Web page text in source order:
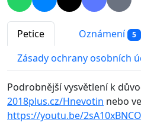
Petice Oznámení 5
Zásady ochrany osobních
Podrobnější vysvětlení k
2018plus.cz/Hnevotin nebo
https://youtu.be/